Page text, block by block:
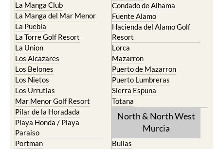
La Manga Club
La Manga del Mar Menor
La Puebla
La Torre Golf Resort
La Union
Los Alcazares
Los Belones
Los Nietos
Los Urrutias
Mar Menor Golf Resort
Pilar de la Horadada
Playa Honda / Playa
Paraiso
Portman
Condado de Alhama
Fuente Alamo
Hacienda del Alamo Golf
Resort
Lorca
Mazarron
Puerto de Mazarron
Puerto Lumbreras
Sierra Espuna
Totana
North & North West
Murcia
Bullas